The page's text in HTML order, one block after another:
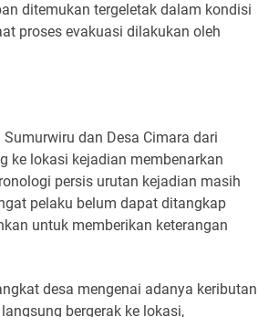
ditemukan tergeletak dalam kondisi
proses evakuasi dilakukan oleh
dan Desa Cimara dari
ke lokasi kejadian membenarkan
persis urutan kejadian masih
pelaku belum dapat ditangkap
untuk memberikan keterangan
desa mengenai adanya keributan
bergerak ke lokasi,